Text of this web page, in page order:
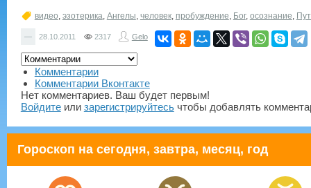
видео, эзотерика, Ангелы, человек, пробуждение, Бог, осознание,
— 28.10.2011 2317 Gelo
Комментарии
Комментарии Вконтакте
Нет комментариев. Ваш будет первым!
Войдитеили зарегистрируйтесьчтобы добавлять
Гороскоп на сегодня, завтра, месяц, год